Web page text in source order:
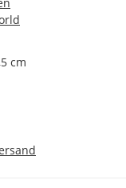
cm